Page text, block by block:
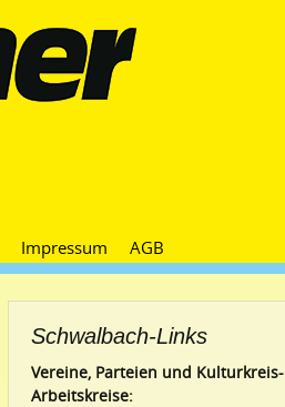
Impressum AGB
Schwalbach-Links
Vereine, Parteien und Kulturkreis-
Arbeitskreise: